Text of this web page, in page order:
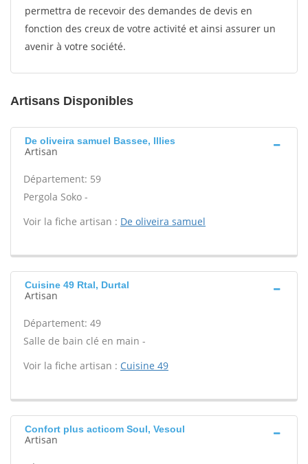
permettra de recevoir des demandes de devis en
fonction des creux de votre activité et ainsi assurer un
avenir à votre société.
Artisans Disponibles
De oliveira samuel Bassee, Illies
Artisan
Département: 59
Pergola Soko -
Voir la fiche artisan : De oliveira samuel
Cuisine 49 Rtal, Durtal
Artisan
Département: 49
Salle de bain clé en main -
Voir la fiche artisan : Cuisine 49
Confort plus acticom Soul, Vesoul
Artisan